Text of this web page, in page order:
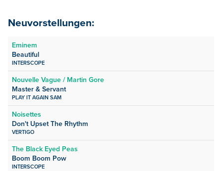
Neuvorstellungen:
Eminem
Beautiful
INTERSCOPE
Nouvelle Vague / Martin Gore
Master & Servant
PLAY IT AGAIN SAM
Noisettes
Don't Upset The Rhythm
VERTIGO
The Black Eyed Peas
Boom Boom Pow
INTERSCOPE